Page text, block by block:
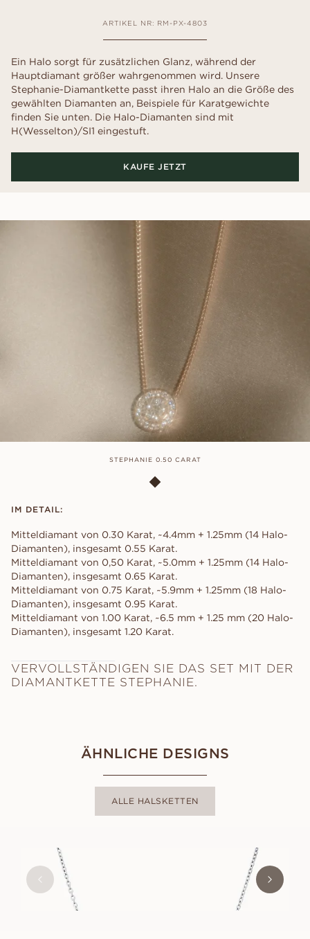
ARTIKEL NR: RM-PX-4803
Ein Halo sorgt für zusätzlichen Glanz, während der
Hauptdiamant größer wahrgenommen wird. Unsere
Stephanie-Diamantkette passt ihren Halo an die Größe des
gewählten Diamanten an, Beispiele für Karatgewichte
finden Sie unten. Die Halo-Diamanten sind mit
H(Wesselton)/SI1 eingestuft.
KAUFE JETZT
STEPHANIE 0.50 CARAT
IM DETAIL:
Mitteldiamant von 0.30 Karat, ~4.4mm + 1.25mm (14 Halo-
Diamanten), insgesamt 0.55 Karat.
Mitteldiamant von 0,50 Karat, ~5.0mm + 1.25mm (14 Halo-
Diamanten), insgesamt 0.65 Karat.
Mitteldiamant von 0.75 Karat, ~5.9mm + 1.25mm (18 Halo-
Diamanten), insgesamt 0.95 Karat.
Mitteldiamant von 1.00 Karat, ~6.5 mm + 1.25 mm (20 Halo-
Diamanten), insgesamt 1.20 Karat.
VERVOLLSTÄNDIGEN SIE DAS SET MIT DER
DIAMANTKETTE STEPHANIE.
ÄHNLICHE DESIGNS
ALLE HALSKETTEN